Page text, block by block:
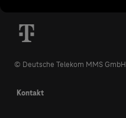
© Deutsche Telekom MMS GmbH
Kontakt